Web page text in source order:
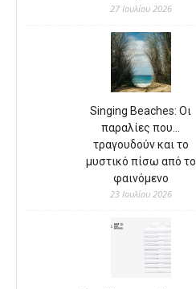
27 Ιουλίου 2026
Singing Beaches: Οι
παραλίες που…
τραγουδούν και το
μυστικό πίσω από το
φαινόμενο
23 Ιουλίου 2026